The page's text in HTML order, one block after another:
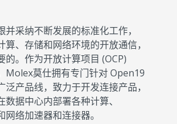
并采纳不断发展的标准化工作，
算、存储和网络环境的开放通信，
的。作为开放计算项目 (OCP)
Molex莫仕拥有专门针对 Open19
泛产品线，致力于开发连接产品，
据中心内部署各种计算、
网络加速器和连接器。